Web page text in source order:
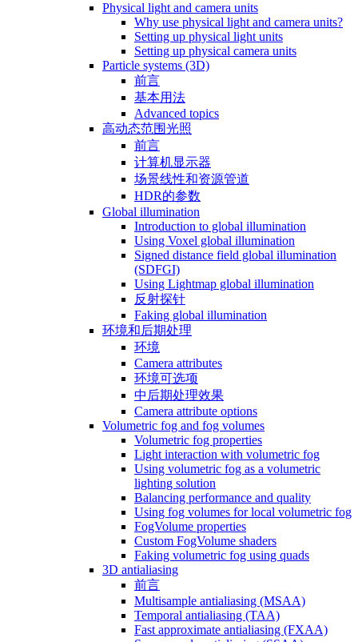
Physical light and camera units
Why use physical light and camera units?
Setting up physical light units
Setting up physical camera units
Particle systems (3D)
前言
基本用法
Advanced topics
高动态范围光照
前言
计算机显示器
场景线性和资源管道
HDR的参数
Global illumination
Introduction to global illumination
Using Voxel global illumination
Signed distance field global illumination
(SDFGI)
Using Lightmap global illumination
反射探针
Faking global illumination
环境和后期处理
环境
Camera attributes
环境可选项
中后期处理效果
Camera attribute options
Volumetric fog and fog volumes
Volumetric fog properties
Light interaction with volumetric fog
Using volumetric fog as a volumetric
lighting solution
Balancing performance and quality
Using fog volumes for local volumetric fog
FogVolume properties
Custom FogVolume shaders
Faking volumetric fog using quads
3D antialiasing
前言
Multisample antialiasing (MSAA)
Temporal antialiasing (TAA)
Fast approximate antialiasing (FXAA)